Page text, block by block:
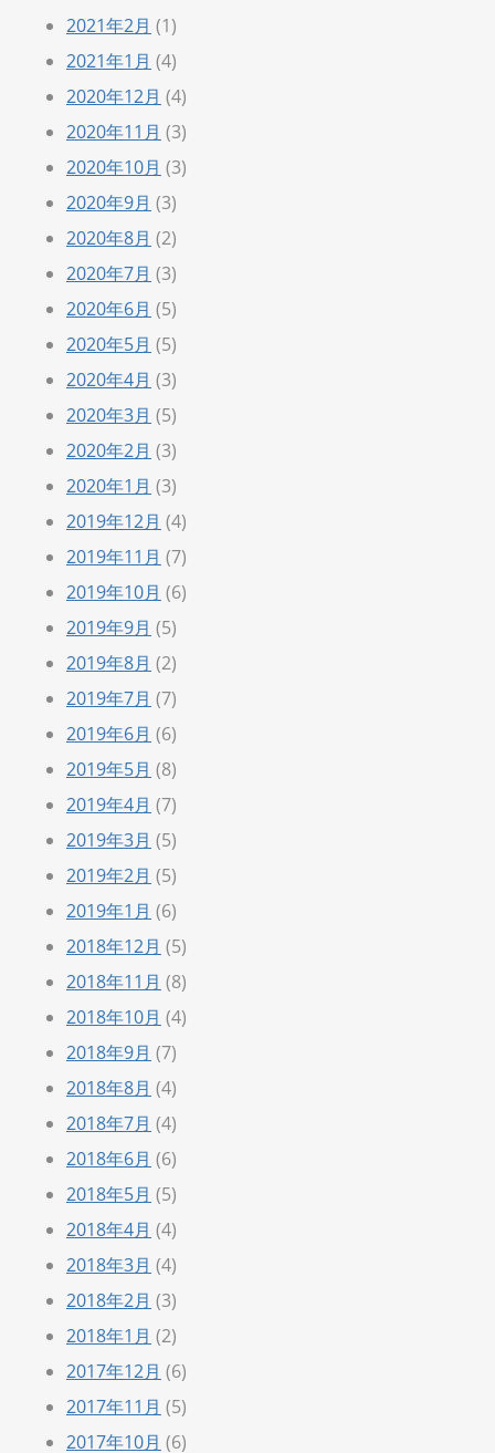
2021年2月 (1)
2021年1月 (4)
2020年12月 (4)
2020年11月 (3)
2020年10月 (3)
2020年9月 (3)
2020年8月 (2)
2020年7月 (3)
2020年6月 (5)
2020年5月 (5)
2020年4月 (3)
2020年3月 (5)
2020年2月 (3)
2020年1月 (3)
2019年12月 (4)
2019年11月 (7)
2019年10月 (6)
2019年9月 (5)
2019年8月 (2)
2019年7月 (7)
2019年6月 (6)
2019年5月 (8)
2019年4月 (7)
2019年3月 (5)
2019年2月 (5)
2019年1月 (6)
2018年12月 (5)
2018年11月 (8)
2018年10月 (4)
2018年9月 (7)
2018年8月 (4)
2018年7月 (4)
2018年6月 (6)
2018年5月 (5)
2018年4月 (4)
2018年3月 (4)
2018年2月 (3)
2018年1月 (2)
2017年12月 (6)
2017年11月 (5)
2017年10月 (6)